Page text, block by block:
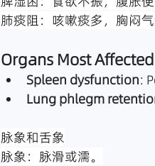
肺痰阻：咳嗽痰多，胸闷气
Organs Most Affected
Spleen dysfunction:
Lung phlegm
脉象和舌象
脉象：脉滑或濡。